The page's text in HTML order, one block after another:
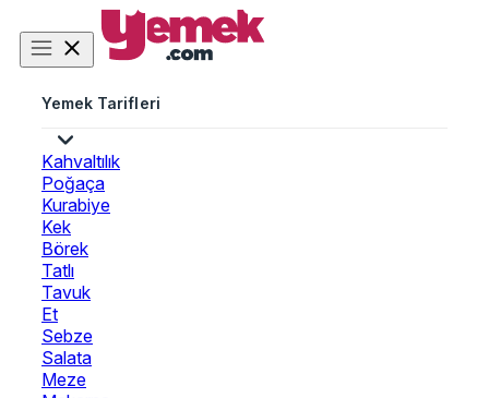
Yemek Tarifleri
Kahvaltılık
Poğaça
Kurabiye
Kek
Börek
Tatlı
Tavuk
Et
Sebze
Salata
Meze